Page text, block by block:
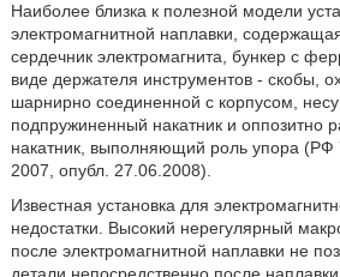
Наиболее близка к полезной модели
электромагнитной наплавки,
сердечник электромагнита, бункер с
виде держателя инструментов - скобы,
шарнирно соединенной с корпусом,
подпружиненный накатник и оппозитно
накатник, выполняющий роль упора
2007, опубл. 27.06.2008).
Известная установка для
недостатки. Высокий нерегулярный
после электромагнитной наплавки не